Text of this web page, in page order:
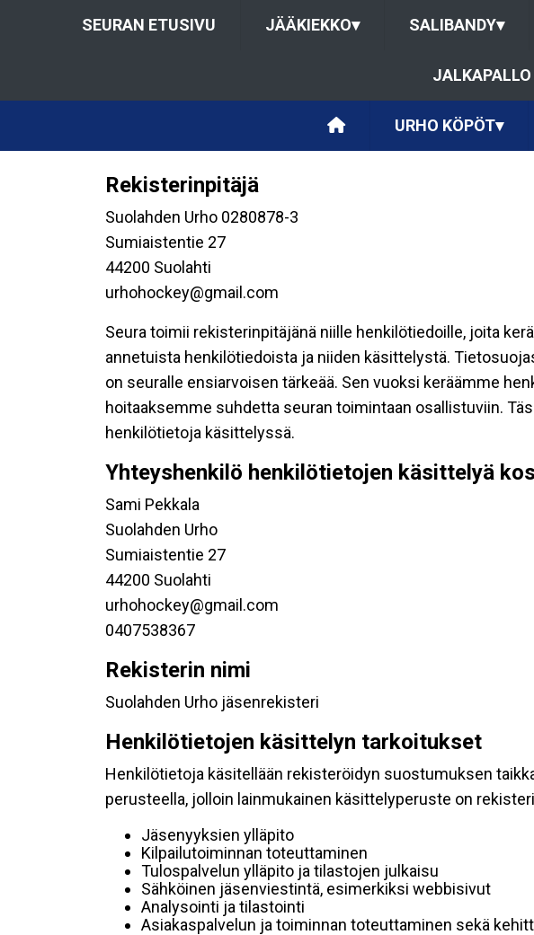
SEURAN ETUSIVU JÄÄKIEKKO▾ SALIBANDY▾
JALKAPALLO
URHO KÖPÖT▾
Rekisterinpitäjä
Suolahden Urho 0280878-3
Sumiaistentie 27
44200 Suolahti
urhohockey@gmail.com
Seura toimii rekisterinpitäjänä niille henkilötiedoille, joita
annetuista henkilötiedoista ja niiden käsittelystä.
on seuralle ensiarvoisen tärkeää. Sen vuoksi keräämme
hoitaaksemme suhdetta seuran toimintaan osallistuviin.
henkilötietoja käsittelyssä.
Yhteyshenkilö henkilötietojen käsittelyä
Sami Pekkala
Suolahden Urho
Sumiaistentie 27
44200 Suolahti
urhohockey@gmail.com
0407538367
Rekisterin nimi
Suolahden Urho jäsenrekisteri
Henkilötietojen käsittelyn tarkoitukset
Henkilötietoja käsitellään rekisteröidyn suostumuksen
perusteella, jolloin lainmukainen käsittelyperuste on
Jäsenyyksien ylläpito
Kilpailutoiminnan toteuttaminen
Tulospalvelun ylläpito ja tilastojen julkaisu
Sähköinen jäsenviestintä, esimerkiksi webbisivut
Analysointi ja tilastointi
Asiakaspalvelun ja toiminnan toteuttaminen sekä